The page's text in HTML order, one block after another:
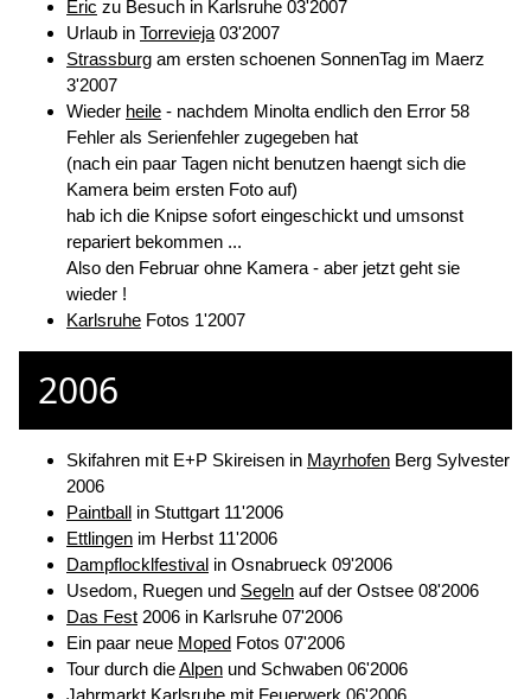
Eric zu Besuch in Karlsruhe 03'2007
Urlaub in Torrevieja 03'2007
Strassburg am ersten schoenen SonnenTag im Maerz
3'2007
Wieder heile - nachdem Minolta endlich den Error 58
Fehler als Serienfehler zugegeben hat
(nach ein paar Tagen nicht benutzen haengt sich die
Kamera beim ersten Foto auf)
hab ich die Knipse sofort eingeschickt und umsonst
repariert bekommen ...
Also den Februar ohne Kamera - aber jetzt geht sie
wieder !
Karlsruhe Fotos 1'2007
2006
Skifahren mit E+P Skireisen in Mayrhofen Berg Sylvester
2006
Paintball in Stuttgart 11'2006
Ettlingen im Herbst 11'2006
Dampflocklfestival in Osnabrueck 09'2006
Usedom, Ruegen und Segeln auf der Ostsee 08'2006
Das Fest 2006 in Karlsruhe 07'2006
Ein paar neue Moped Fotos 07'2006
Tour durch dieAlpen und Schwaben 06'2006
Jahrmarkt Karlsruhe mit Feuerwerk 06'2006